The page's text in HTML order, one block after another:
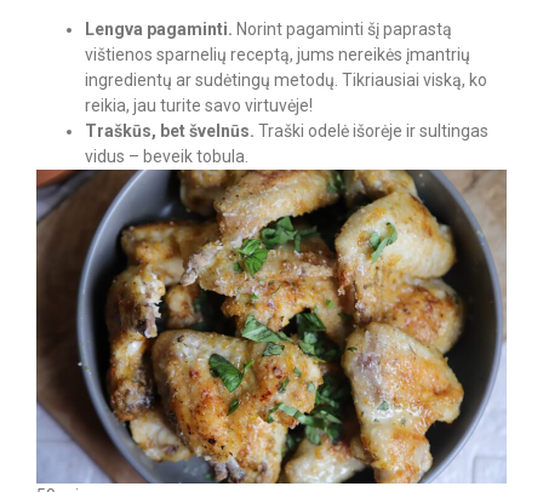
Lengva pagaminti. Norint pagaminti šį paprastą
vištienos sparnelių receptą, jums nereikės įmantrių
ingredientų ar sudėtingų metodų. Tikriausiai viską, ko
reikia, jau turite savo virtuvėje!
Traškūs, bet švelnūs. Traški odelė išorėje ir sultingas
vidus – beveik tobula.